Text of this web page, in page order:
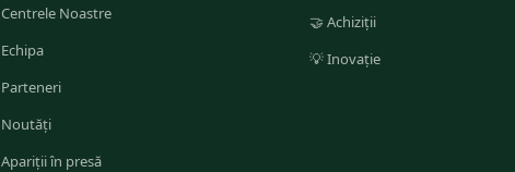
Centrele Noastre
Echipa
Parteneri
Noutăți
Apariții în presă
🤝 Achiziții
💡Inovație